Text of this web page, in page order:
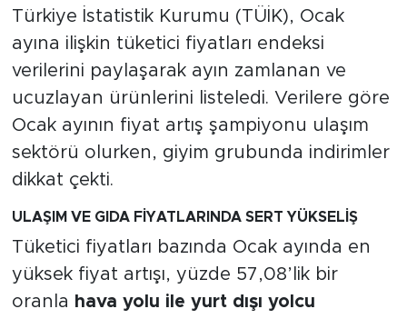
Türkiye İstatistik Kurumu (TÜİK), Ocak
ayına ilişkin tüketici fiyatları endeksi
verilerini paylaşarak ayın zamlanan ve
ucuzlayan ürünlerini listeledi. Verilere göre
Ocak ayının fiyat artış şampiyonu ulaşım
sektörü olurken, giyim grubunda indirimler
dikkat çekti.
ULAŞIM VE GIDA FİYATLARINDA SERT YÜKSELİŞ
Tüketici fiyatları bazında Ocak ayında en
yüksek fiyat artışı, yüzde 57,08’lik bir
oranla hava yolu ile yurt dışı yolcu
TARİHTEN GÜNÜMÜZE
TARİH
KADIN
SAĞLIK
MEDYA KÖŞESİ
FOTO GALERİ